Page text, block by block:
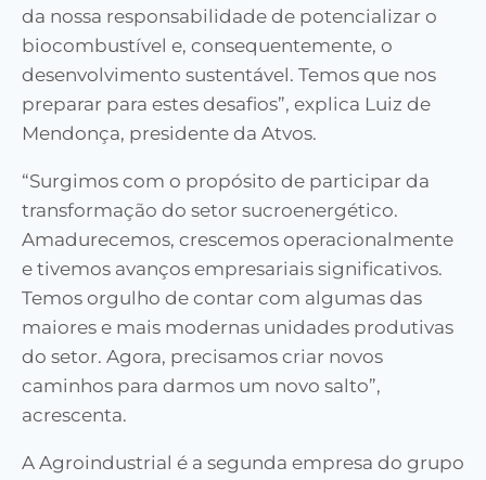
da nossa responsabilidade de potencializar o
biocombustível e, consequentemente, o
desenvolvimento sustentável. Temos que nos
preparar para estes desafios”, explica Luiz de
Mendonça, presidente da Atvos.
“Surgimos com o propósito de participar da
transformação do setor sucroenergético.
Amadurecemos, crescemos operacionalmente
e tivemos avanços empresariais significativos.
Temos orgulho de contar com algumas das
maiores e mais modernas unidades produtivas
do setor. Agora, precisamos criar novos
caminhos para darmos um novo salto”,
acrescenta.
A Agroindustrial é a segunda empresa do grupo